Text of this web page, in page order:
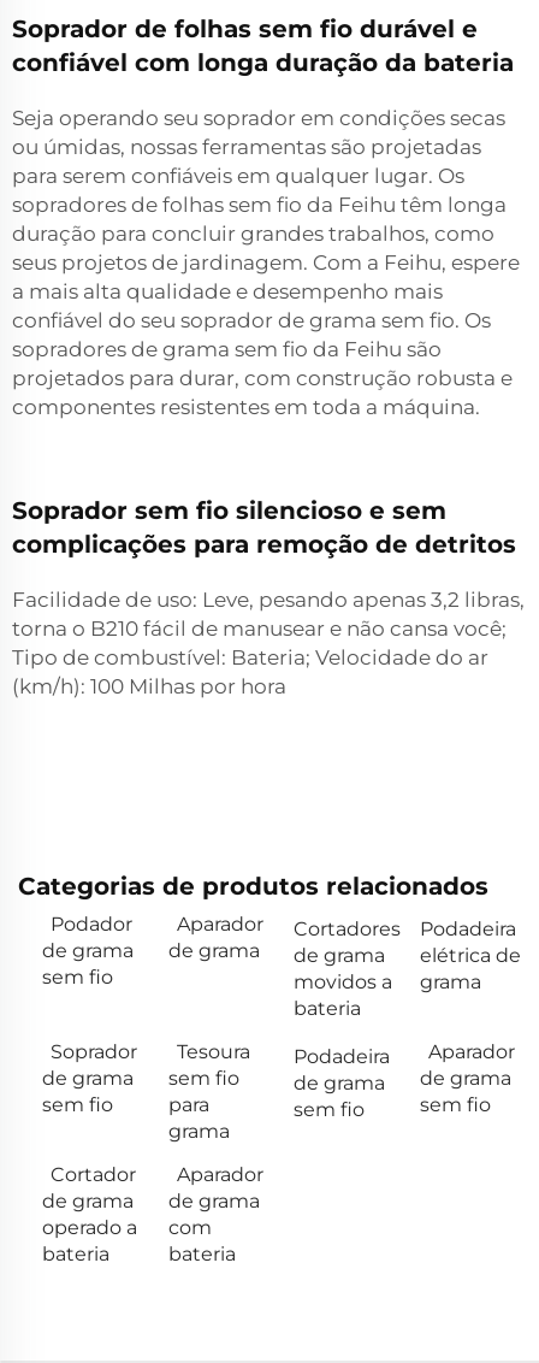
Soprador de folhas sem fio durável e
confiável com longa duração da bateria
Seja operando seu soprador em condições secas
ou úmidas, nossas ferramentas são projetadas
para serem confiáveis em qualquer lugar. Os
sopradores de folhas sem fio da Feihu têm longa
duração para concluir grandes trabalhos, como
seus projetos de jardinagem. Com a Feihu, espere
a mais alta qualidade e desempenho mais
confiável do seu soprador de grama sem fio. Os
sopradores de grama sem fio da Feihu são
projetados para durar, com construção robusta e
componentes resistentes em toda a máquina.
Soprador sem fio silencioso e sem
complicações para remoção de detritos
Facilidade de uso: Leve, pesando apenas 3,2 libras,
torna o B210 fácil de manusear e não cansa você;
Tipo de combustível: Bateria; Velocidade do ar
(km/h): 100 Milhas por hora
Categorias de produtos relacionados
Podador
de grama
sem fio
Aparador
de grama
Cortadores
de grama
movidos a
bateria
Podadeira
elétrica de
grama
Soprador
de grama
sem fio
Tesoura
sem fio
para
grama
Podadeira
de grama
sem fio
Aparador
de grama
sem fio
Cortador
de grama
operado a
bateria
Aparador
de grama
com
bateria